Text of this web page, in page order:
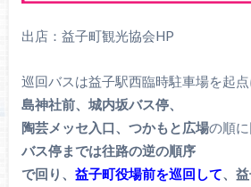
出店：益子町観光協会HP
巡回バスは益子駅西臨時駐車場を起
島神社前、城内坂バス停、
陶芸メッセ入口、つかもと広場の順
バス停までは往路の逆の順序
で回り、 益子町役場前を巡回して、